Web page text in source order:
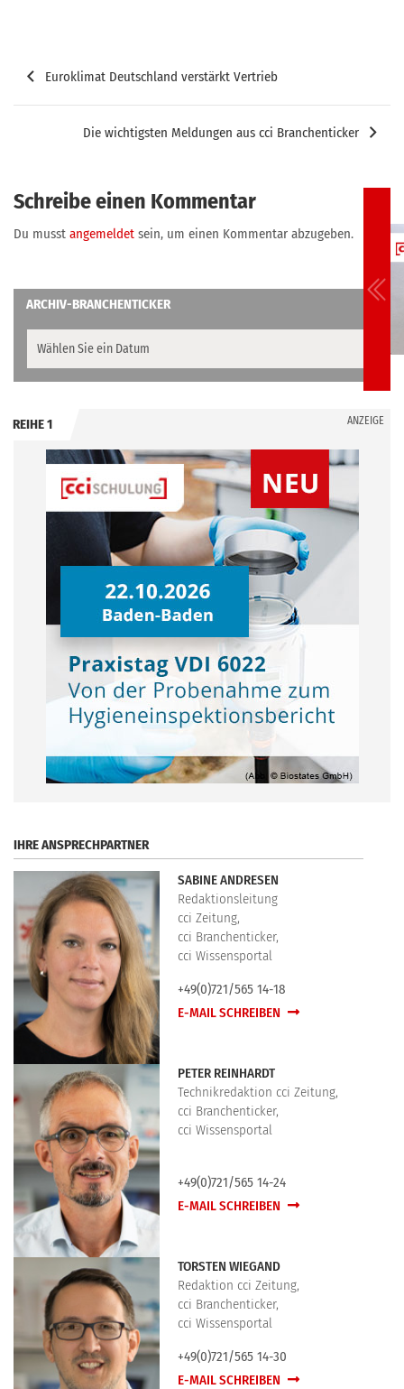
Beitragsnavigation
Euroklimat Deutschland verstärkt Vertrieb
Die wichtigsten Meldungen aus cci Branchenticker
Schreibe einen Kommentar
Du musst angemeldet sein, um einen Kommentar abzugeben.
ARCHIV-BRANCHENTICKER
REIHE 1 ANZEIGE
IHRE ANSPRECHPARTNER
SABINE ANDRESEN
Redaktionsleitung
cci Zeitung,
cci Branchenticker,
cci Wissensportal
+49(0)721/565 14-18
E-MAIL SCHREIBEN
PETER REINHARDT
Technikredaktion cci Zeitung,
cci Branchenticker,
cci Wissensportal
+49(0)721/565 14-24
E-MAIL SCHREIBEN
TORSTEN WIEGAND
Redaktion cci Zeitung,
cci Branchenticker,
cci Wissensportal
+49(0)721/565 14-30
E-MAIL SCHREIBEN